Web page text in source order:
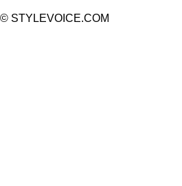
© STYLEVOICE.COM